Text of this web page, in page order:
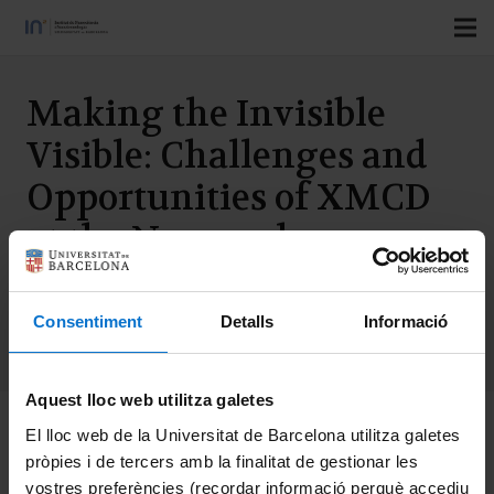
Consentiment Detalls Informació
Aquest lloc web utilitza galetes
El lloc web de la Universitat de Barcelona utilitza galetes
pròpies i de tercers amb la finalitat de gestionar les
vostres preferències (recordar informació perquè accediu
Making the Invisible
Visible: Challenges and
Opportunities of XMCD
at the Nanoscale
Categorías: IN2UB
X-ray magnetic circular dichroism (XMCD) is a powerful
technique that measures differences in X-ray absorption